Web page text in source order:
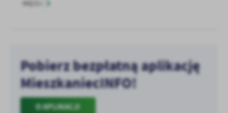
Pobierz bezpłatną aplikację
MieszkaniecINFO!
O APLIKACJI